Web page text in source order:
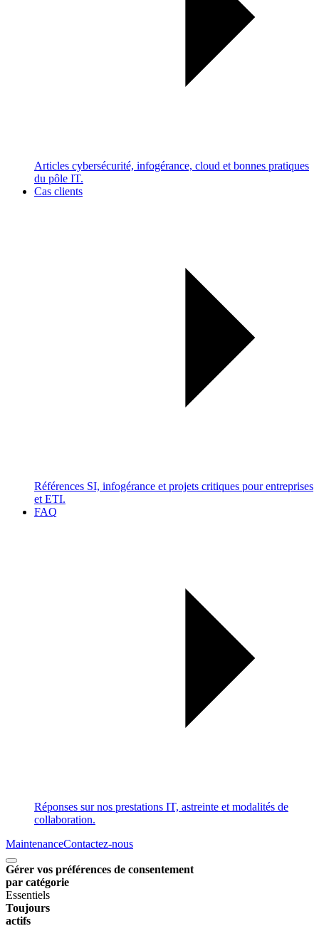
Articles cybersécurité, infogérance, cloud et bonnes pratiques
du pôle IT.
Cas clients
Références SI, infogérance et projets critiques pour entreprises
et ETI.
FAQ
Réponses sur nos prestations IT, astreinte et modalités de
collaboration.
MaintenanceContactez-nous
Gérer vos préférences de consentement
par catégorie
Essentiels
Toujours
actifs